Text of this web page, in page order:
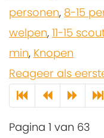
personen, 8-15
welpen, 11-15
min, Knopen
Reageer als
Pagina 1 van 63